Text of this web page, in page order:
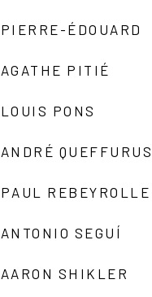
PIERRE-ÉDOUARD
AGATHE PITIÉ
LOUIS PONS
ANDRÉ QUEFFURUS
PAUL REBEYROLLE
ANTONIO SEGUÍ
AARON SHIKLER